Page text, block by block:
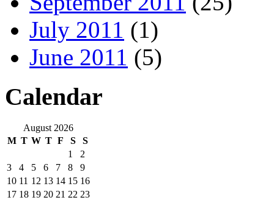
July 2011 (1)
June 2011 (5)
Calendar
August 2026
M T W T F S
S
1
2
3
4 5 6 7 8
9
10 11 12 13 14 15 16
17 18 19 20 21 22 23